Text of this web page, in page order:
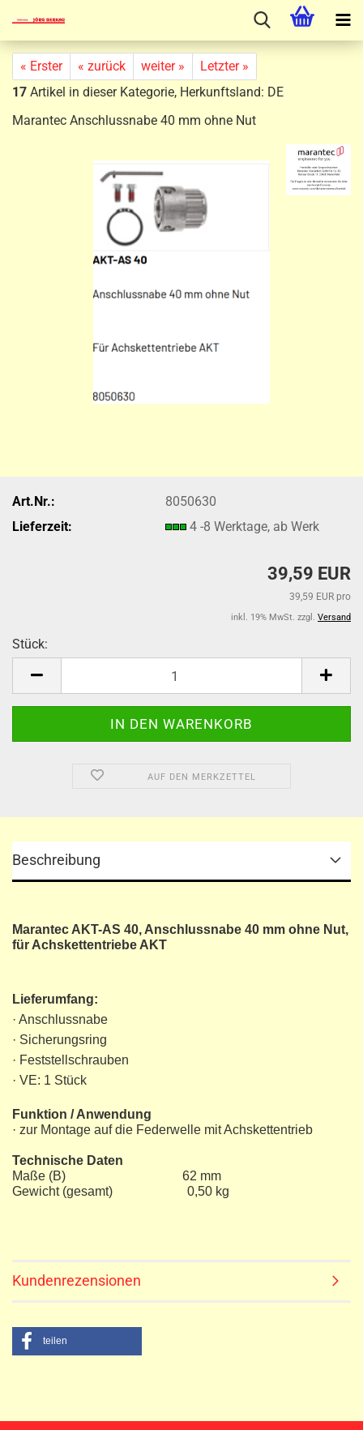
« Erster « zurück weiter »
Letzter »
17 Artikel in dieser Kategorie, Herkunftsland: DE
Marantec Anschlussnabe 40 mm ohne Nut
Art.Nr.:
8050630
Lieferzeit:
4 -8 Werktage, ab Werk
39,59 EUR
39,59 EUR pro
inkl. 19% MwSt. zzgl. Versand
Stück:
AUF DEN MERKZETTEL
Beschreibung
Marantec AKT-AS 40, Anschlussnabe 40 mm ohne Nut,
für Achskettentriebe AKT
Lieferumfang:
· Anschlussnabe
· Sicherungsring
· Feststellschrauben
· VE: 1 Stück
Funktion / Anwendung
· zur Montage auf die Federwelle mit Achskettentrieb
Technische Daten
Maße (B) 62 mm
Gewicht (gesamt) 0,50 kg
Kundenrezensionen
teilen